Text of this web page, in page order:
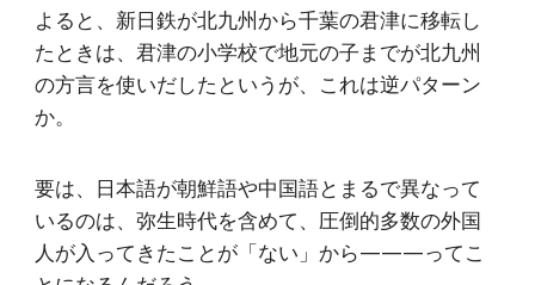
よると、新日鉄が北九州から千葉の君津に移転し
たときは、君津の小学校で地元の子までが北九州
の方言を使いだしたというが、これは逆パターン
か。
要は、日本語が朝鮮語や中国語とまるで異なって
いるのは、弥生時代を含めて、圧倒的多数の外国
人が入ってきたことが「ない」から———ってこ